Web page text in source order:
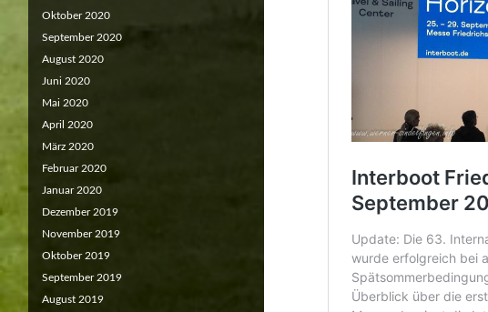
Oktober 2020
September 2020
August 2020
Juni 2020
Mai 2020
April 2020
März 2020
Februar 2020
Januar 2020
Dezember 2019
November 2019
Oktober 2019
September 2019
August 2019